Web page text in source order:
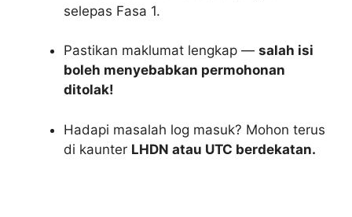
selepas Fasa 1.
Pastikan maklumat lengkap — salah isi
boleh menyebabkan permohonan
ditolak!
Hadapi masalah log masuk? Mohon terus
di kaunter LHDN atau UTC berdekatan.